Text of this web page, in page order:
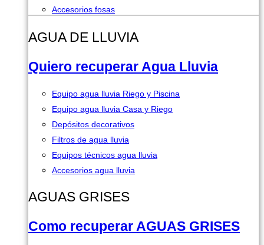
Accesorios fosas
AGUA DE LLUVIA
Quiero recuperar Agua Lluvia
Equipo agua lluvia Riego y Piscina
Equipo agua lluvia Casa y Riego
Depósitos decorativos
Filtros de agua lluvia
Equipos técnicos agua lluvia
Accesorios agua lluvia
AGUAS GRISES
Como recuperar AGUAS GRISES